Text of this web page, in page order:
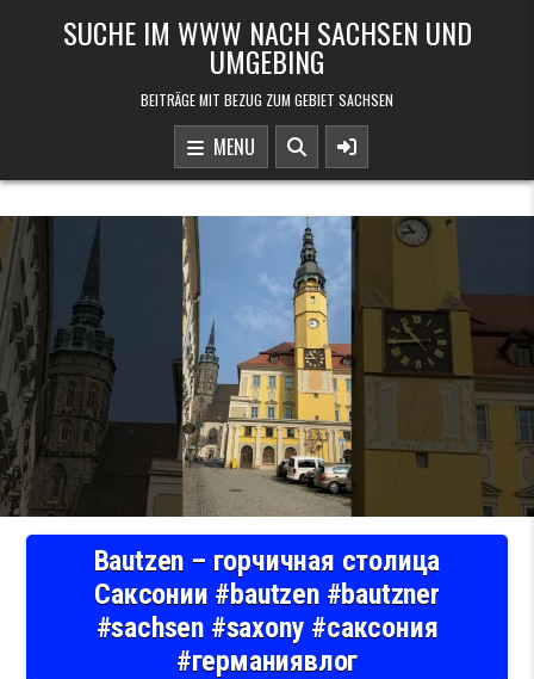
SUCHE IM WWW NACH SACHSEN UND
UMGEBING
BEITRÄGE MIT BEZUG ZUM GEBIET SACHSEN
MENU
Bautzen – горчичная столица
Саксонии #bautzen #bautzner
#sachsen #saxony #саксония
#германиявлог